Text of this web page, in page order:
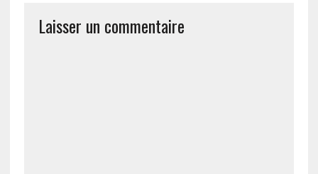
Laisser un commentaire